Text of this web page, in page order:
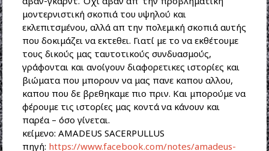
μοντερνιστική σκοπιά του υψηλού και
εκλεπιτσμένου, αλλά απ την πολεμική σκοπιά αυτής
που δοκιμάζει να εκτεθει. Γιατί με το να εκθέτουμε
τους δικούς μας ταυτοτικούς συνδυασμούς,
γράφονται και ανοίγουν διαφορετικες ιστορίες και
βιώματα που μπορουν να μας πανε καπου αλλου,
καπου που δε βρεθηκαμε πιο πριν. Και μπορούμε να
φέρουμε τις ιστορίες μας κοντά να κάνουν και
παρέα – όσο γίνεται.
κείμενο: AMADEUS SACERPULLUS
πηγή: https://www.facebook.com/notes/amadeus-